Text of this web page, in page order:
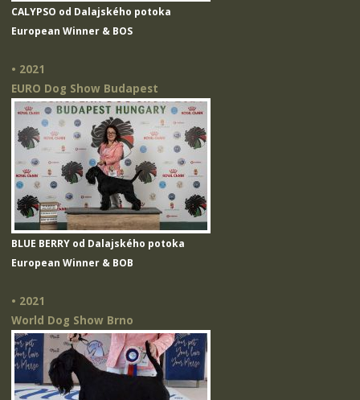
CALYPSO od Dalajského potoka
European Winner & BOS
• 2021
EURO Dog Show Budapest
BLUE BERRY od Dalajského potoka
European Winner & BOB
• 2021
World Dog Show Brno